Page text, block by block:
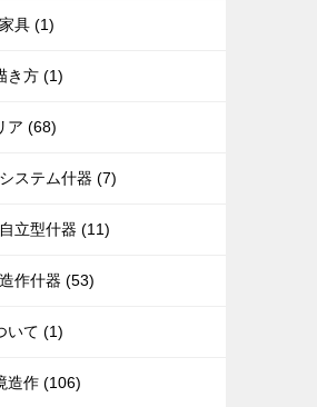
具 (1)
き方 (1)
ア (68)
ステム什器 (7)
立型什器 (11)
作什器 (53)
いて (1)
造作 (106)